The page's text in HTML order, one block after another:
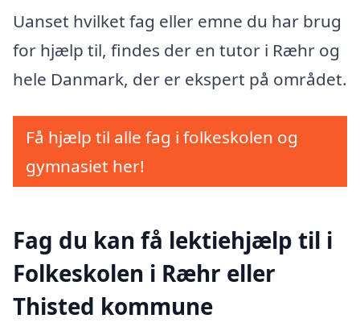
Uanset hvilket fag eller emne du har brug
for hjælp til, findes der en tutor i Ræhr og
hele Danmark, der er ekspert på området.
Få hjælp til alle fag i folkeskolen og
gymnasiet her!
Fag du kan få lektiehjælp til i
Folkeskolen i Ræhr eller
Thisted kommune